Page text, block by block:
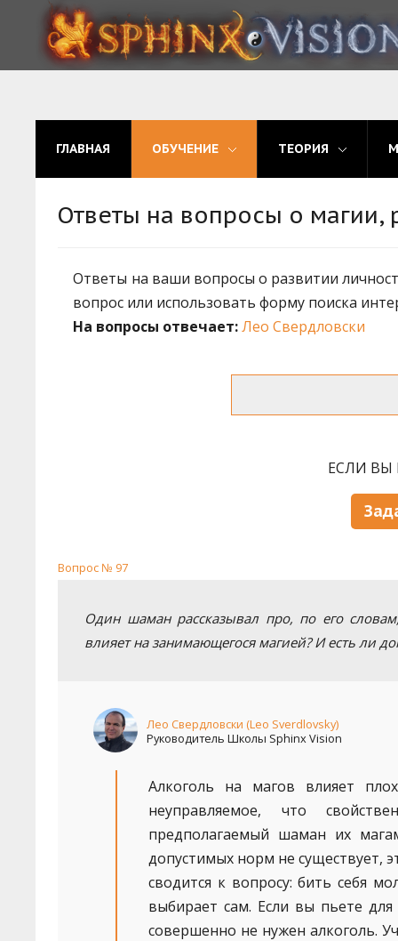
ПОДАТЬ ЗАЯВКУ
ГЛАВНАЯ ОБУЧЕНИЕ ТЕОРИЯ
Ответы на вопросы о магии,
Ответы на ваши вопросы о развитии
вопрос или использовать форму поиска
На вопросы отвечает: Лео Свердловски
ЕСЛИ ВЫ
Вопрос № 97
Один шаман рассказывал про, по его
влияет на занимающегося магией? И есть ли
Лео Свердловски (Leo Sverdlovsky)
Руководитель Школы Sphinx Vision
Алкоголь на магов влияет
неуправляемое, что
предполагаемый шаман их
допустимых норм не существует,
сводится к вопросу: бить себя
выбирает сам. Если вы пьете
совершенно не нужен алкоголь.